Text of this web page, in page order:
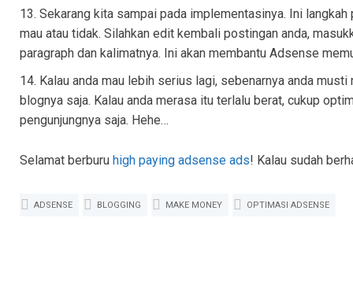
Sekarang kita sampai pada implementasinya. Ini
mau atau tidak. Silahkan edit kembali postingan anda,
paragraph dan kalimatnya. Ini akan membantu Adsense
Kalau anda mau lebih serius lagi, sebenarnya anda
blognya saja. Kalau anda merasa itu terlalu berat, cukup
pengunjungnya saja. Hehe…
Selamat berburu high paying adsense ads! Kalau sudah
ADSENSE BLOGGING MAKE MONEY OPTIMASI ADSENSE